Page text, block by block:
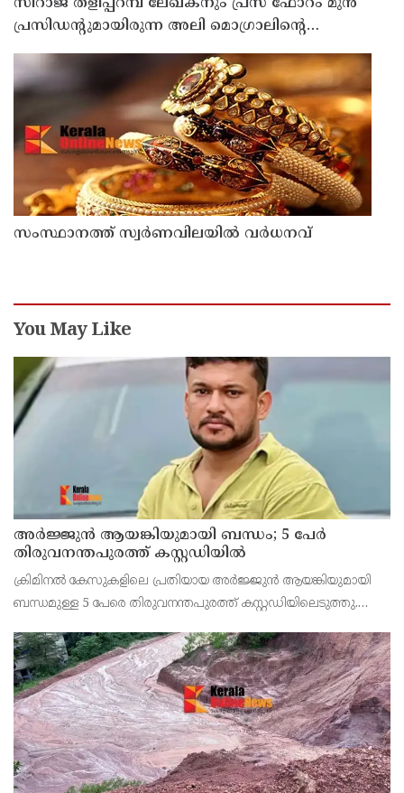
പ്രസിഡൻ്റുമായിരുന്ന അലി മൊഗ്രാലിൻ്റെ
സംസ്ഥാനത്ത് സ്വർണവിലയിൽ വർധനവ്
You May Like
അർജ്ജുൻ ആയങ്കിയുമായി ബന്ധം; 5 പേർ
തിരുവനന്തപുരത്ത് കസ്റ്റഡിയിൽ
ക്രിമിനൽ കേസുകളിലെ പ്രതിയായ അർജ്ജുൻ ആയങ്കിയുമായി
ബന്ധമുള്ള 5 പേരെ തിരുവനന്തപുരത്ത് കസ്റ്റഡിയിലെടുത്തു.
എന്നിവരെയാണ് കസ്റ്റഡിയിലെടുത്തത്. തുമ്പ, തമ്പ